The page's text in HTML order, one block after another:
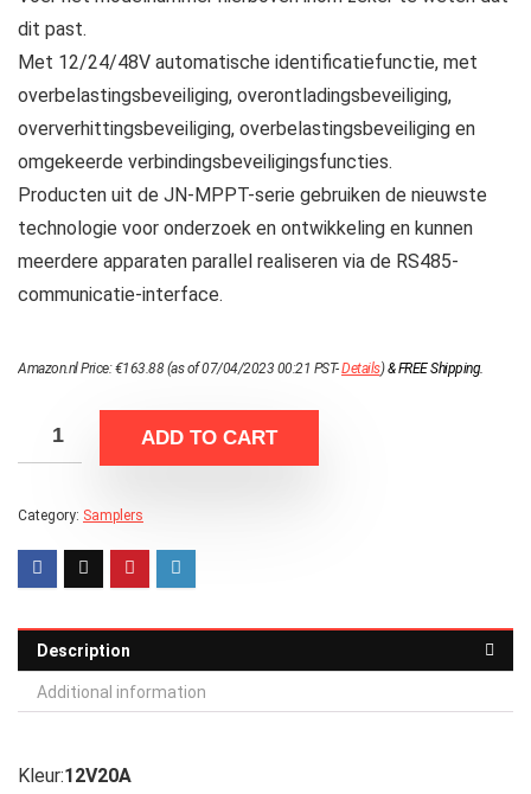
dit past.
Met 12/24/48V automatische identificatiefunctie, met
overbelastingsbeveiliging, overontladingsbeveiliging,
oververhittingsbeveiliging, overbelastingsbeveiliging en
omgekeerde verbindingsbeveiligingsfuncties.
Producten uit de JN‑MPPT-serie gebruiken de nieuwste
technologie voor onderzoek en ontwikkeling en kunnen
meerdere apparaten parallel realiseren via de RS485-
communicatie-interface.
Amazon.nl Price:€163.88(as of 07/04/2023 00:21 PST-Details)&FREE Shipping.
ADD TO CART
Category: Samplers
Description
Additional information
Kleur:12V20A